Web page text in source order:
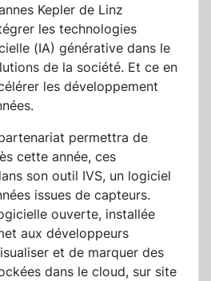
Kepler de Linz
les technologies
(IA) générative dans le
de la société. Et ce en
les développement
permettra de
cette année, ces
son outil IVS, un logiciel
issues de capteurs.
ouverte, installée
aux développeurs
et de marquer des
dans le cloud, sur site